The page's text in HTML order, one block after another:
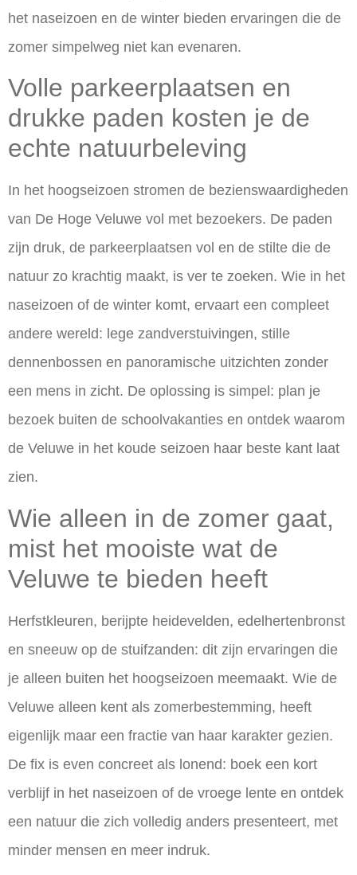
het naseizoen en de winter bieden ervaringen die de
zomer simpelweg niet kan evenaren.
Volle parkeerplaatsen en
drukke paden kosten je de
echte natuurbeleving
In het hoogseizoen stromen de bezienswaardigheden
van De Hoge Veluwe vol met bezoekers. De paden
zijn druk, de parkeerplaatsen vol en de stilte die de
natuur zo krachtig maakt, is ver te zoeken. Wie in het
naseizoen of de winter komt, ervaart een compleet
andere wereld: lege zandverstuivingen, stille
dennenbossen en panoramische uitzichten zonder
een mens in zicht. De oplossing is simpel: plan je
bezoek buiten de schoolvakanties en ontdek waarom
de Veluwe in het koude seizoen haar beste kant laat
zien.
Wie alleen in de zomer gaat,
mist het mooiste wat de
Veluwe te bieden heeft
Herfstkleuren, berijpte heidevelden, edelhertenbronst
en sneeuw op de stuifzanden: dit zijn ervaringen die
je alleen buiten het hoogseizoen meemaakt. Wie de
Veluwe alleen kent als zomerbestemming, heeft
eigenlijk maar een fractie van haar karakter gezien.
De fix is even concreet als lonend: boek een kort
verblijf in het naseizoen of de vroege lente en ontdek
een natuur die zich volledig anders presenteert, met
minder mensen en meer indruk.